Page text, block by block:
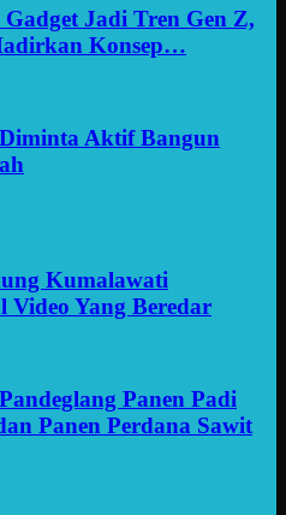
Jadi Tren Gen Z,
Konsep…
Aktif Bangun
Kumalawati
Video Yang Beredar
Panen Padi
Panen Perdana Sawit